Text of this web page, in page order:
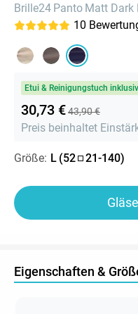
Brille24 Panto Matt Dark
10
Etui & Reinigungstuch
30,73 €43,90 €
Preis beinhaltet
Größe: L (52 21-140)
Eigenschaften &